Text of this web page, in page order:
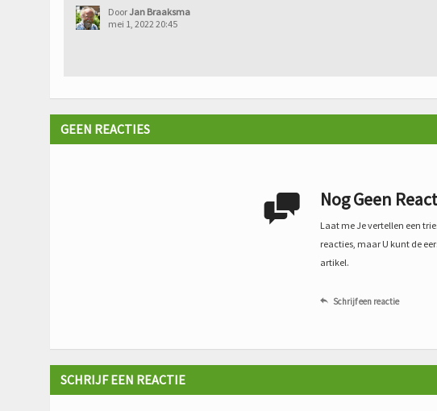
DoorJan Braaksma
mei 1, 2022 20:45
GEEN REACTIES
 Nog Geen
Laat me Je vertellen een
reacties, maar U kunt de
artikel.
 Schrijf een reactie
SCHRIJF EEN REACTIE